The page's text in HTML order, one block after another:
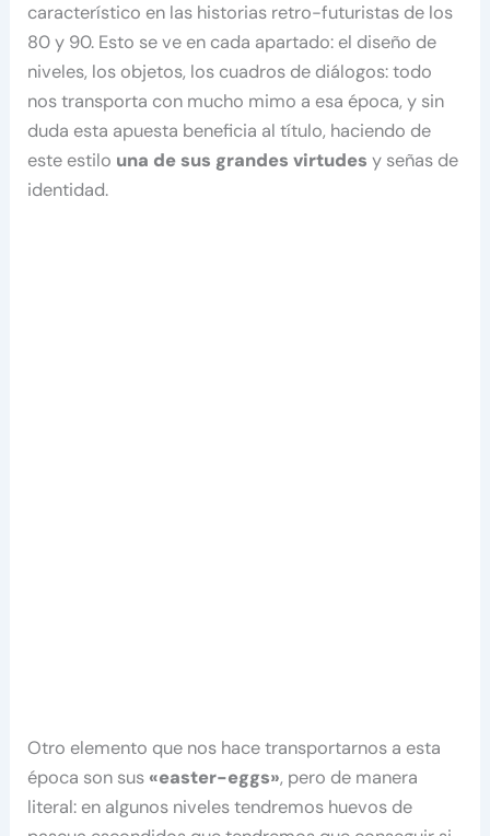
característico en las historias retro-futuristas de los
80 y 90. Esto se ve en cada apartado: el diseño de
niveles, los objetos, los cuadros de diálogos: todo
nos transporta con mucho mimo a esa época, y sin
duda esta apuesta beneficia al título, haciendo de
este estilo una de sus grandes virtudes y señas de
identidad.
Otro elemento que nos hace transportarnos a esta
época son sus «easter-eggs», pero de manera
literal: en algunos niveles tendremos huevos de